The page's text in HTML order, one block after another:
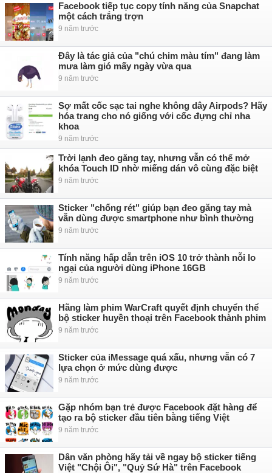
Facebook tiếp tục copy tính năng của Snapchat
một cách trắng trợn
9 năm trước
Đây là tác giả của "chú chim màu tím" đang làm
mưa làm gió mấy ngày vừa qua
9 năm trước
Sợ mất cốc sạc tai nghe không dây Airpods? Hãy
hóa trang cho nó giống với cốc đựng chỉ nha
khoa
9 năm trước
Trời lạnh đeo găng tay, nhưng vẫn có thể mở
khóa Touch ID nhờ miếng dán vô cùng đặc biệt
9 năm trước
Sticker "chống rét" giúp bạn đeo găng tay mà
vẫn dùng được smartphone như bình thường
9 năm trước
Tính năng hấp dẫn trên iOS 10 trở thành nỗi lo
ngại của người dùng iPhone 16GB
9 năm trước
Hãng làm phim WarCraft quyết định chuyển thể
bộ sticker huyền thoại trên Facebook thành phim
9 năm trước
Sticker của iMessage quá xấu, nhưng vẫn có 7
lựa chọn ở mức dùng được
9 năm trước
Gặp nhóm bạn trẻ được Facebook đặt hàng để
tạo ra bộ sticker đầu tiên bằng tiếng Việt
9 năm trước
Dân văn phòng hãy tải về ngay bộ sticker tiếng
Việt "Chội Ôi", "Quỷ Sứ Hà" trên Facebook